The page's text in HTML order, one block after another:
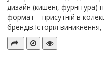
дизайн (кишені, фурнітура)
формат – присутній в
брендів.Історія